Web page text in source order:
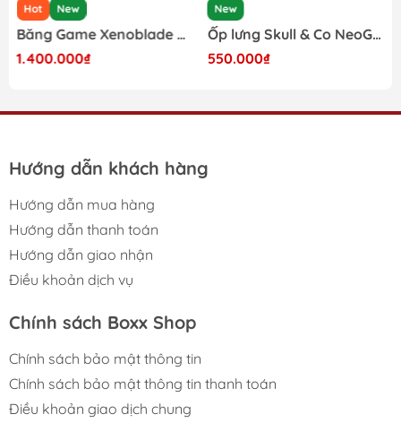
Hot New
Băng Game Xenoblade Chronicles X Definitive Edition Nintendo Switch 2
1.400.000₫
New
Ốp lưng Skull & Co NeoGrip cho Nintendo Switch 2 phiên bản Splatoon Raiders
550.000₫
Hướng dẫn khách hàng
Hướng dẫn mua hàng
Hướng dẫn thanh toán
Hướng dẫn giao nhận
Điều khoản dịch vụ
Chính sách Boxx Shop
Chính sách bảo mật thông tin
Chính sách bảo mật thông tin thanh toán
Điều khoản giao dịch chung